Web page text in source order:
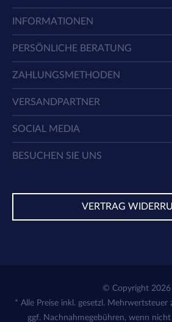
INFORMATIONEN
PERSÖNLICHE BERATUNG
ZAHLUNGSMETHODEN
VERSANDPARTNER
SOCIAL MEDIA
BESUCHEN SIE UNS
VERTRAG
© Copyright 2026
* Alle Preise inkl. gesetzl. Mehrwertsteuer
ggf. Nachnahmegebühren, wenn